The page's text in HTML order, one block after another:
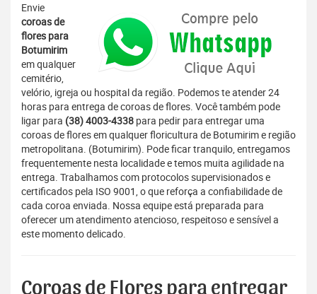
Envie
coroas de
flores para
Botumirim
em qualquer
cemitério,
velório, igreja ou hospital da região. Podemos te atender 24
horas para entrega de coroas de flores. Você também pode
ligar para (38) 4003-4338 para pedir para entregar uma
coroas de flores em qualquer floricultura de Botumirim e região
metropolitana. (Botumirim). Pode ficar tranquilo, entregamos
frequentemente nesta localidade e temos muita agilidade na
entrega. Trabalhamos com protocolos supervisionados e
certificados pela ISO 9001, o que reforça a confiabilidade de
cada coroa enviada. Nossa equipe está preparada para
oferecer um atendimento atencioso, respeitoso e sensível a
este momento delicado.
Coroas de Flores para entregar